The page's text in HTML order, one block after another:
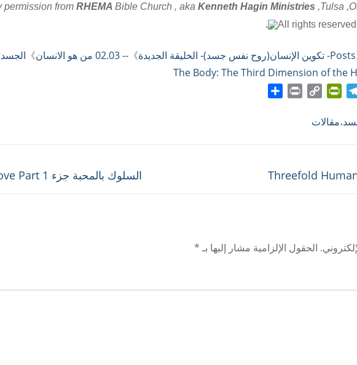
permission from RHEMA Bible Church , aka Kenneth Hagin Ministries ,Tulsa
All rights
.
》 -- 02.03 من هو الانسان 》
Link
،مقالات
Next
السلوك بالمحبة جزء 1 Walking by Love Part
الحقول الإلزامية مشار إليها بـ*